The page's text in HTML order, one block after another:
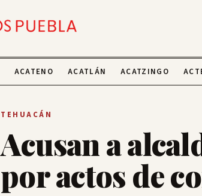
ACATENO ACATLÁN ACATZINGO
TEHUACÁN
Acusan a
por actos de